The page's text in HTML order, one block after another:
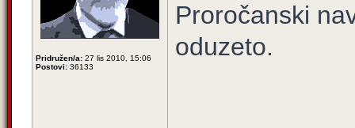
Pridružen/a: 27 lis 2010, 15:06
Postovi: 36133
Proročanski
oduzeto.